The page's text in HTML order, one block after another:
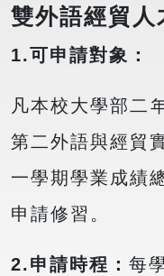
雙外語經貿人
1.可申請對象：
凡本校大學部二
第二外語與經貿
一學期學業成績
申請修習。
2.申請時程： 每